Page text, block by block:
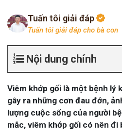
Tuấn tôi giải đáp
Tuấn tôi giải đáp cho bà con
Nội dung chính
Viêm khớp gối là một bệnh lý
gây ra những cơn đau đớn,
lượng cuộc sống của người
mắc, viêm khớp gối có nên đi